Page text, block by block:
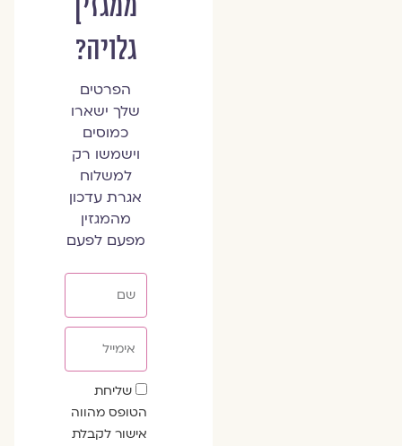
גלויה?
הפרטים
שלך ישארו
כמוסים
וישמשו רק
למשלוח
אגרת עדכון
מהמגזין
מפעם לפעם
שדה
הסכמה
שליחת
הטופס מהווה
אישור לקבלת